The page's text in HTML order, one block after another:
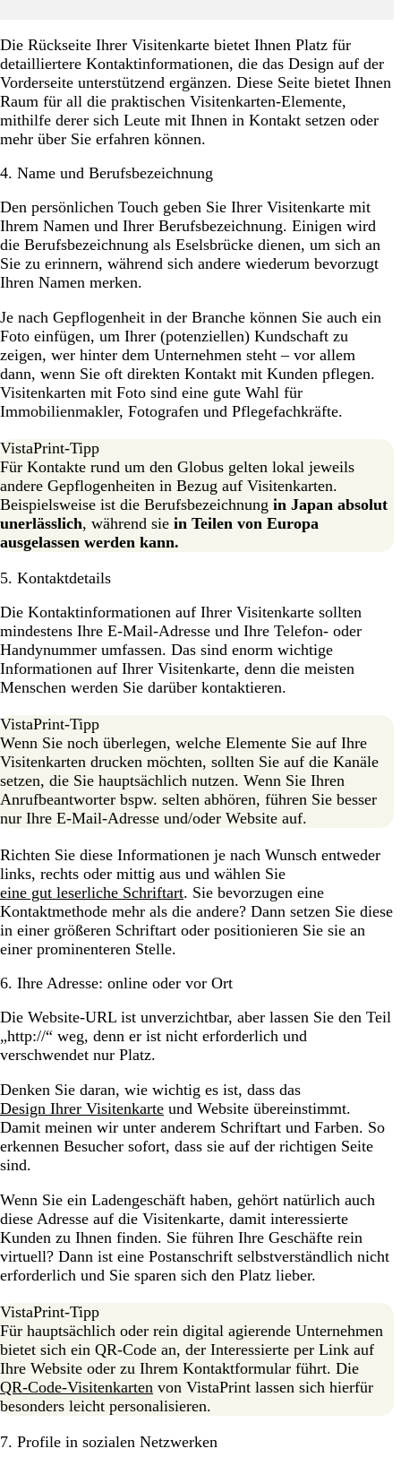
Die Rückseite Ihrer Visitenkarte bietet Ihnen Platz für
detailliertere Kontaktinformationen, die das Design auf der
Vorderseite unterstützend ergänzen. Diese Seite bietet Ihnen
Raum für all die praktischen Visitenkarten-Elemente,
mithilfe derer sich Leute mit Ihnen in Kontakt setzen oder
mehr über Sie erfahren können.
4. Name und Berufsbezeichnung
Den persönlichen Touch geben Sie Ihrer Visitenkarte mit
Ihrem Namen und Ihrer Berufsbezeichnung. Einigen wird
die Berufsbezeichnung als Eselsbrücke dienen, um sich an
Sie zu erinnern, während sich andere wiederum bevorzugt
Ihren Namen merken.
Je nach Gepflogenheit in der Branche können Sie auch ein
Foto einfügen, um Ihrer (potenziellen) Kundschaft zu
zeigen, wer hinter dem Unternehmen steht – vor allem
dann, wenn Sie oft direkten Kontakt mit Kunden pflegen.
Visitenkarten mit Foto sind eine gute Wahl für
Immobilienmakler, Fotografen und Pflegefachkräfte.
VistaPrint-Tipp
Für Kontakte rund um den Globus gelten lokal jeweils
andere Gepflogenheiten in Bezug auf Visitenkarten.
Beispielsweise ist die Berufsbezeichnung in Japan absolut
unerlässlich, während sie in Teilen von Europa
ausgelassen werden kann.
5. Kontaktdetails
Die Kontaktinformationen auf Ihrer Visitenkarte sollten
mindestens Ihre E-Mail-Adresse und Ihre Telefon- oder
Handynummer umfassen. Das sind enorm wichtige
Informationen auf Ihrer Visitenkarte, denn die meisten
Menschen werden Sie darüber kontaktieren.
VistaPrint-Tipp
Wenn Sie noch überlegen, welche Elemente Sie auf Ihre
Visitenkarten drucken möchten, sollten Sie auf die Kanäle
setzen, die Sie hauptsächlich nutzen. Wenn Sie Ihren
Anrufbeantworter bspw. selten abhören, führen Sie besser
nur Ihre E-Mail-Adresse und/oder Website auf.
Richten Sie diese Informationen je nach Wunsch entweder
links, rechts oder mittig aus und wählen Sie
eine gut leserliche Schriftart. Sie bevorzugen eine
Kontaktmethode mehr als die andere? Dann setzen Sie diese
in einer größeren Schriftart oder positionieren Sie sie an
einer prominenteren Stelle.
6. Ihre Adresse: online oder vor Ort
Die Website-URL ist unverzichtbar, aber lassen Sie den Teil
„http://“ weg, denn er ist nicht erforderlich und
verschwendet nur Platz.
Denken Sie daran, wie wichtig es ist, dass das
Design Ihrer Visitenkarte und Website übereinstimmt.
Damit meinen wir unter anderem Schriftart und Farben. So
erkennen Besucher sofort, dass sie auf der richtigen Seite
sind.
Wenn Sie ein Ladengeschäft haben, gehört natürlich auch
diese Adresse auf die Visitenkarte, damit interessierte
Kunden zu Ihnen finden. Sie führen Ihre Geschäfte rein
virtuell? Dann ist eine Postanschrift selbstverständlich nicht
erforderlich und Sie sparen sich den Platz lieber.
VistaPrint-Tipp
Für hauptsächlich oder rein digital agierende Unternehmen
bietet sich ein QR-Code an, der Interessierte per Link auf
Ihre Website oder zu Ihrem Kontaktformular führt. Die
QR-Code-Visitenkarten von VistaPrint lassen sich hierfür
besonders leicht personalisieren.
7. Profile in sozialen Netzwerken